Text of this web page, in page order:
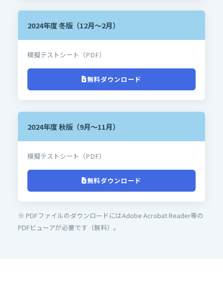
2024年度 冬版（12月～2月）
模擬テストシート（PDF）
無料ダウンロード
2024年度 秋版（9月～11月）
模擬テストシート（PDF）
無料ダウンロード
※ PDFファイルのダウンロードにはAdobe Acrobat Reader等の
PDFビューアが必要です（無料）。